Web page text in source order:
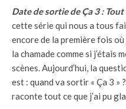
Date de sortie de Ça 3 :
cette série qui nous a tous
encore de la première fois
la chamade comme si j’étais
scènes. Aujourd’hui, la
est : quand va sortir « Ça 3 »
raconte tout ce que j’ai pu